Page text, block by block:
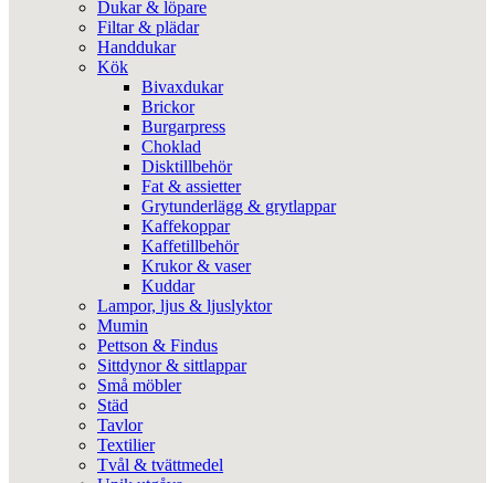
Dukar & löpare
Filtar & plädar
Handdukar
Kök
Bivaxdukar
Brickor
Burgarpress
Choklad
Disktillbehör
Fat & assietter
Grytunderlägg & grytlappar
Kaffekoppar
Kaffetillbehör
Krukor & vaser
Kuddar
Lampor, ljus & ljuslyktor
Mumin
Pettson & Findus
Sittdynor & sittlappar
Små möbler
Städ
Tavlor
Textilier
Tvål & tvättmedel